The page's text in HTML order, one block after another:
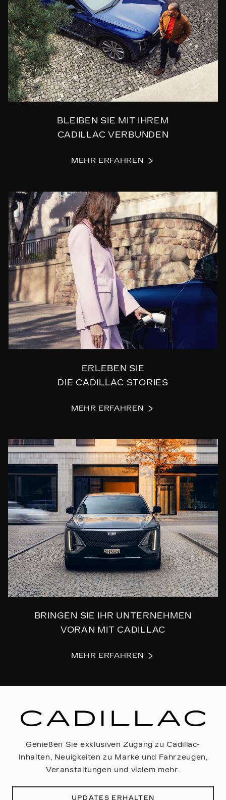
BLEIBEN SIE MIT IHREM
CADILLAC VERBUNDEN
MEHR ERFAHREN
ERLEBEN SIE
DIE CADILLAC STORIES
MEHR ERFAHREN
BRINGEN SIE IHR UNTERNEHMEN
VORAN MIT CADILLAC
MEHR ERFAHREN